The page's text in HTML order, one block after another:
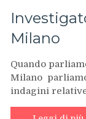
Milano
Quando
Milano
indagini